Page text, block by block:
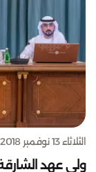
الثلاثاء 13 نوفمبر 2018
ولي عهد